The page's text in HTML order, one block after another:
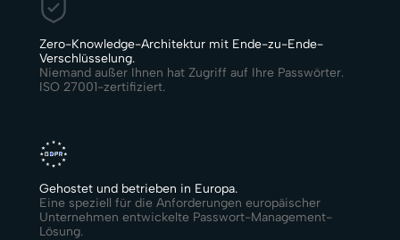
Zero-Knowledge-Architektur mit Ende-zu-Ende-
Verschlüsselung.
Niemand außer Ihnen hat Zugriff auf Ihre Passwörter.
ISO 27001-zertifiziert.
Gehostet und betrieben in Europa.
Eine speziell für die Anforderungen europäischer
Unternehmen entwickelte Passwort-Management-
Lösung.